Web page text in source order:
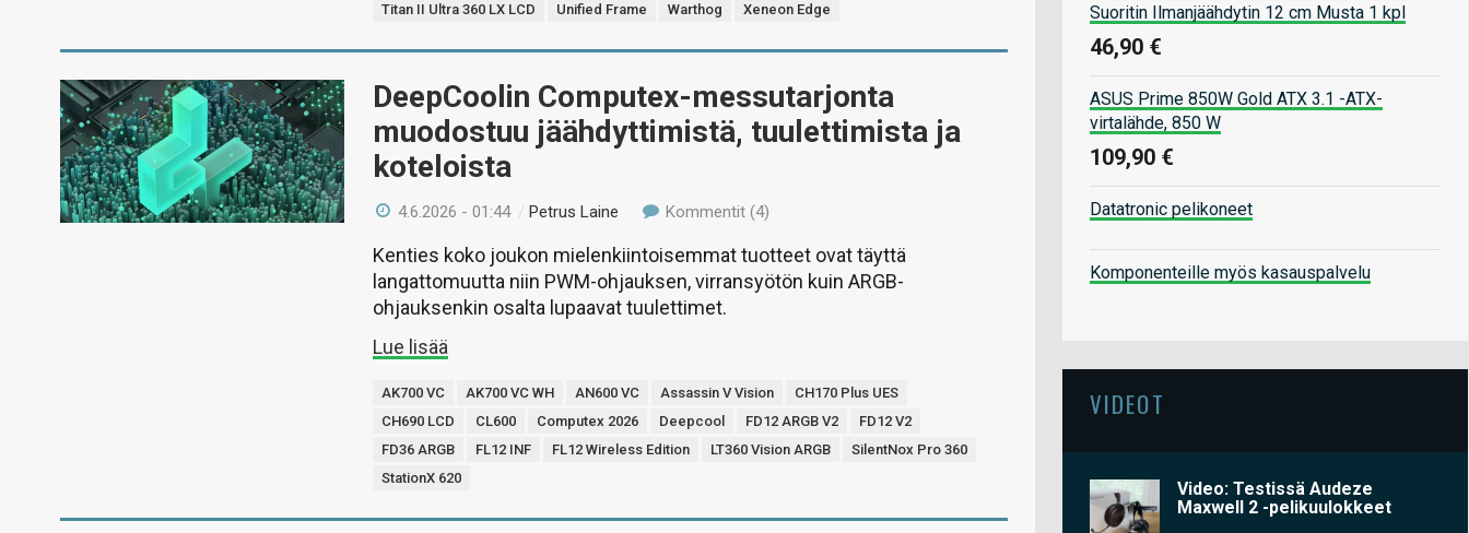
Titan II Ultra 360 LX LCD
Unified Frame Warthog Xeneon Edge
DeepCoolin Computex-messutarjonta
muodostuu jäähdyttimistä, tuulettimista ja
koteloista
4.6.2026 - 01:44 /Petrus Laine Kommentit (4)
Kenties koko joukon mielenkiintoisemmat tuotteet ovat täyttä
langattomuutta niin PWM-ohjauksen, virransyötön kuin ARGB-
ohjauksenkin osalta lupaavat tuulettimet.
Lue lisää
AK700 VC AK700 VC WH AN600 VC Assassin V Vision
CH170 Plus UES
CH690 LCD
CL600 Computex 2026 Deepcool FD12 ARGB V2
FD12 V2
FD36 ARGB
FL12 INF FL12 Wireless Edition LT360 Vision ARGB
SilentNox Pro 360
StationX 620
Suoritin Ilmanjäähdytin 12 cm Musta 1 kpl
46,90 €
ASUS Prime 850W Gold ATX 3.1 -ATX-
virtalähde, 850 W
109,90 €
Datatronic pelikoneet
Komponenteille myös kasauspalvelu
VIDEOT
Video: Testissä Audeze
Maxwell 2 -pelikuulokkeet